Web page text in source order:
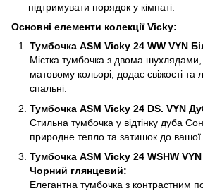
підтримувати порядок у кімнаті.
Основні елементи колекції Vicky:
Тумбочка ASM Vicky 24 WW VYN
Містка тумбочка з двома
матовому кольорі, додає свіжості та
спальні.
Тумбочка ASM Vicky 24 DS. VYN
Стильна тумбочка у відтінку дуба
природне тепло та затишок до вашої
Тумбочка ASM Vicky 24 WSHW
Чорний глянцевий:
Елегантна тумбочка з контрастним